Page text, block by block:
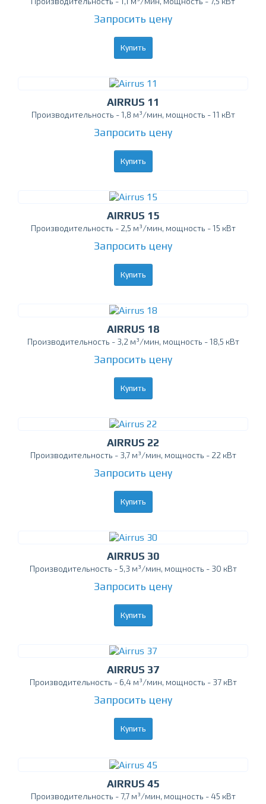
Запросить цену
Купить
AIRRUS 11
Производительность - 1,8 м³/мин, мощность - 11 кВт
Запросить цену
Купить
AIRRUS 15
Производительность - 2,5 м³/мин, мощность - 15 кВт
Запросить цену
Купить
AIRRUS 18
Производительность - 3,2 м³/мин, мощность - 18,5 кВт
Запросить цену
Купить
AIRRUS 22
Производительность - 3,7 м³/мин, мощность - 22 кВт
Запросить цену
Купить
AIRRUS 30
Производительность - 5,3 м³/мин, мощность - 30 кВт
Запросить цену
Купить
AIRRUS 37
Производительность - 6,4 м³/мин, мощность - 37 кВт
Запросить цену
Купить
AIRRUS 45
Производительность - 7,7 м³/мин, мощность - 45 кВт